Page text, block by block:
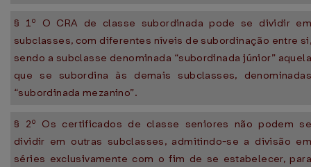
§ 1º O CRA de classe subordinada pode se dividir em
subclasses, com diferentes níveis de subordinação entre
sendo a subclasse denominada “subordinada júnior” aquela
que se subordina às demais subclasses, denominadas
“subordinada mezanino”.
§ 2º Os certificados de classe seniores não podem se
dividir em outras subclasses, admitindo-se a divisão em
séries exclusivamente com o fim de se estabelecer, para